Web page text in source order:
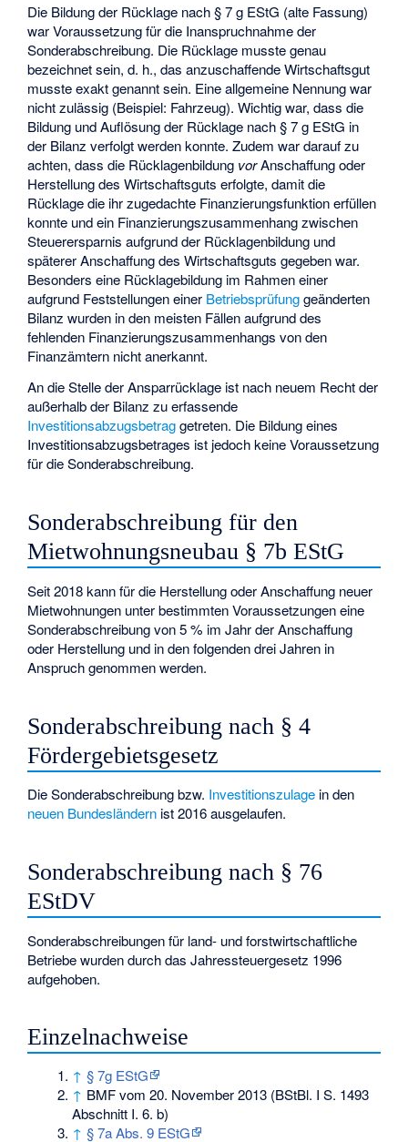
Die Bildung der Rücklage nach § 7 g EStG (alte Fassung)
war Voraussetzung für die Inanspruchnahme der
Sonderabschreibung. Die Rücklage musste genau
bezeichnet sein, d. h., das anzuschaffende Wirtschaftsgut
musste exakt genannt sein. Eine allgemeine Nennung war
nicht zulässig (Beispiel: Fahrzeug). Wichtig war, dass die
Bildung und Auflösung der Rücklage nach § 7 g EStG in
der Bilanz verfolgt werden konnte. Zudem war darauf zu
achten, dass die Rücklagenbildung vorAnschaffung oder
Herstellung des Wirtschaftsguts erfolgte, damit die
Rücklage die ihr zugedachte Finanzierungsfunktion erfüllen
konnte und ein Finanzierungszusammenhang zwischen
Steuerersparnis aufgrund der Rücklagenbildung und
späterer Anschaffung des Wirtschaftsguts gegeben war.
Besonders eine Rücklagebildung im Rahmen einer
aufgrund Feststellungen einer Betriebsprüfunggeänderten
Bilanz wurden in den meisten Fällen aufgrund des
fehlenden Finanzierungszusammenhangs von den
Finanzämtern nicht anerkannt.
An die Stelle der Ansparrücklage ist nach neuem Recht der
außerhalb der Bilanz zu erfassende
Investitionsabzugsbetraggetreten. Die Bildung eines
Investitionsabzugsbetrages ist jedoch keine Voraussetzung
für die Sonderabschreibung.
Sonderabschreibung für den
Mietwohnungsneubau § 7b EStG
Seit 2018 kann für die Herstellung oder Anschaffung neuer
Mietwohnungen unter bestimmten Voraussetzungen eine
Sonderabschreibung von 5 % im Jahr der Anschaffung
oder Herstellung und in den folgenden drei Jahren in
Anspruch genommen werden.
Sonderabschreibung nach § 4
Fördergebietsgesetz
Die Sonderabschreibung bzw. Investitionszulage in den
neuen Bundesländern ist 2016 ausgelaufen.
Sonderabschreibung nach § 76
EStDV
Sonderabschreibungen für land- und forstwirtschaftliche
Betriebe wurden durch das Jahressteuergesetz 1996
aufgehoben.
Einzelnachweise
↑ § 7g EStG
↑ BMF vom 20. November 2013 (BStBl. I S. 1493
Abschnitt I. 6. b)
↑ § 7a Abs. 9 EStG